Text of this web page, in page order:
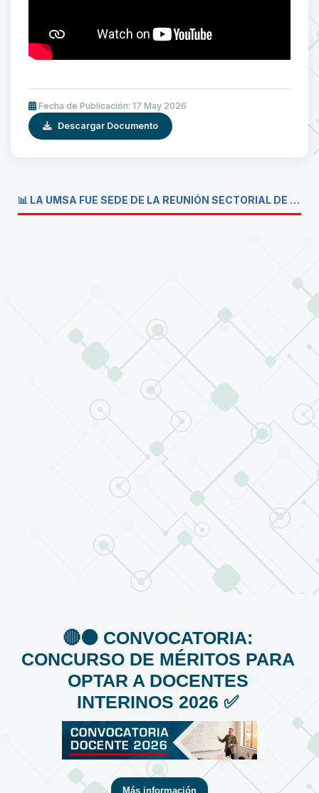
Fecha de Publicación: 17 May 2026
Descargar Documento
📊 LA UMSA FUE SEDE DE LA REUNIÓN SECTORIAL DE CARRERAS DE ECONOMÍA DEL SISTEMA DE LA UNIVERSIDAD BOLIVIANA💼
🔴⚫️ CONVOCATORIA:
CONCURSO DE MÉRITOS PARA
OPTAR A DOCENTES
INTERINOS 2026 ✅
Más información